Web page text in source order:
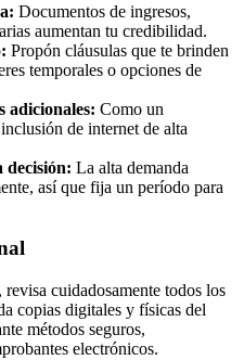
Documentos de ingresos,
aumentan tu credibilidad.
Propón cláusulas que te brinden
temporales o opciones de
adicionales: Como un
de internet de alta
decisión: La alta demanda
así que fija un período para
cuidadosamente todos los
copias digitales y físicas del
métodos seguros,
electrónicos.